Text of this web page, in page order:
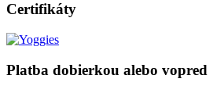
Certifikáty
Platba dobierkou alebo vopred